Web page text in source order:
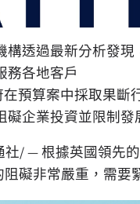
構透過最新分析發
務各地客戶
在預算案中採取果
礙企業投資並限制發
社/ — 根據英國領先
礙非常嚴重，需要